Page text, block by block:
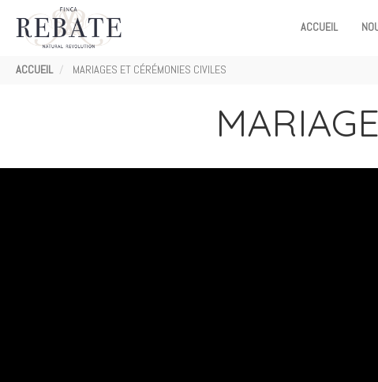
NAVIGATION
ACCUEIL
ACCUEIL MARIAGES ET CÉRÉMONIES CIVILES